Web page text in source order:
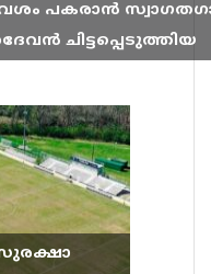
പകരാൻ
ചിട്ടപ്പെടുത്തിയ